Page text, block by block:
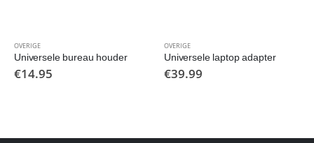
OVERIGE
Universele bureau houder
€14.95
OVERIGE
Universele laptop adapter
€39.99